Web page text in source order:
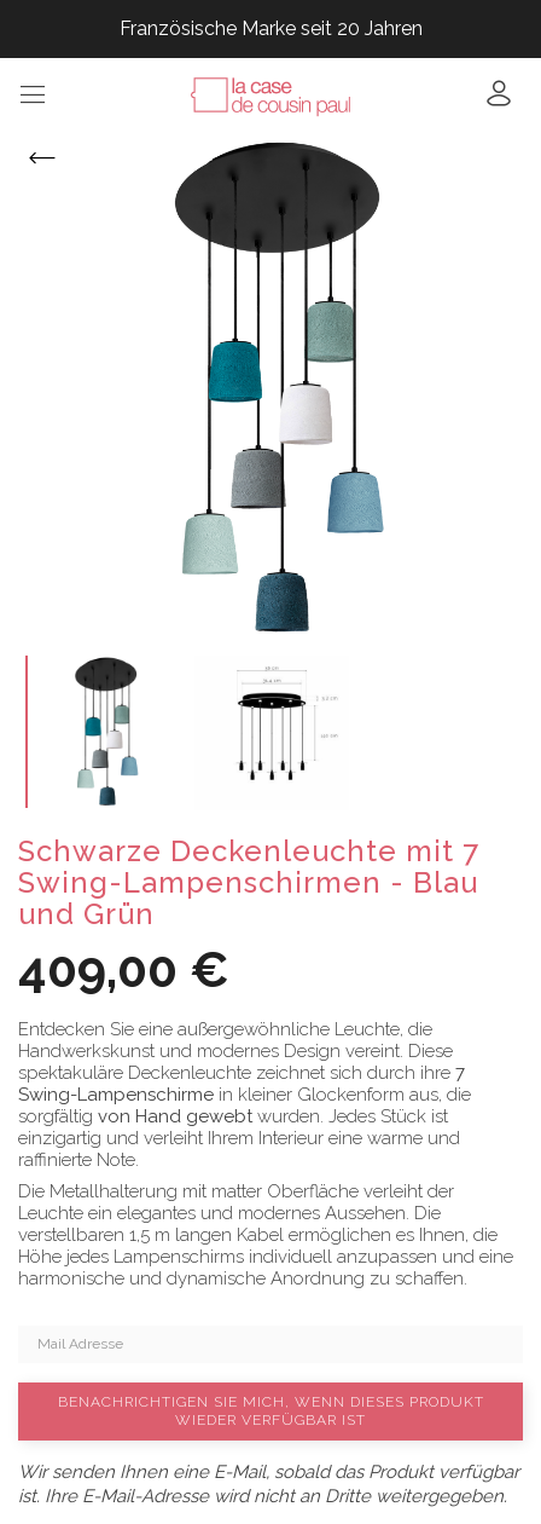
Französische Marke seit 20 Jahren
Französische Marke seit 20 Jahren
Französische Marke seit 20 Jahren
Schwarze Deckenleuchte mit 7
Swing-Lampenschirmen - Blau
und Grün
409,00 €
Entdecken Sie eine außergewöhnliche Leuchte, die
Handwerkskunst und modernes Design vereint. Diese
spektakuläre Deckenleuchte zeichnet sich durch ihre 7
Swing-Lampenschirme in kleiner Glockenform aus, die
sorgfältig von Hand gewebtwurden. Jedes Stück ist
einzigartig und verleiht Ihrem Interieur eine warme und
raffinierte Note.
Die Metallhalterung mit matter Oberfläche verleiht der
Leuchte ein elegantes und modernes Aussehen. Die
verstellbaren 1,5 m langen Kabel ermöglichen es Ihnen, die
Höhe jedes Lampenschirms individuell anzupassen und eine
harmonische und dynamische Anordnung zu schaffen.
BENACHRICHTIGEN SIE MICH, WENN DIESES PRODUKT
WIEDER VERFÜGBAR IST
Wir senden Ihnen eine E-Mail, sobald das Produkt verfügbar
ist. Ihre E-Mail-Adresse wird nicht an Dritte weitergegeben.